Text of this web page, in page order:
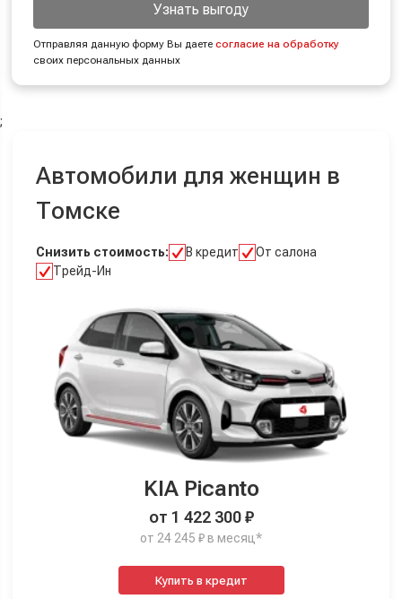
Узнать выгоду
Отправляя данную форму Вы даетесогласие на обработку
своих персональных данных
;
Автомобили для женщин в
Томске
Снизить стоимость: В кредит
От салона
Трейд-Ин
KIA Picanto
от 1 422 300 ₽
от 24 245 ₽ в месяц*
Купить в кредит